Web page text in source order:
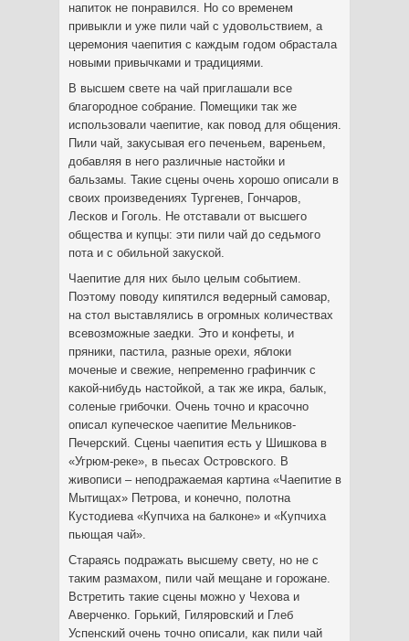
напиток не понравился. Но со временем
привыкли и уже пили чай с удовольствием, а
церемония чаепития с каждым годом обрастала
новыми привычками и традициями.
В высшем свете на чай приглашали все
благородное собрание. Помещики так же
использовали чаепитие, как повод для общения.
Пили чай, закусывая его печеньем, вареньем,
добавляя в него различные настойки и
бальзамы. Такие сцены очень хорошо описали в
своих произведениях Тургенев, Гончаров,
Лесков и Гоголь. Не отставали от высшего
общества и купцы: эти пили чай до седьмого
пота и с обильной закуской.
Чаепитие для них было целым событием.
Поэтому поводу кипятился ведерный самовар,
на стол выставлялись в огромных количествах
всевозможные заедки. Это и конфеты, и
пряники, пастила, разные орехи, яблоки
моченые и свежие, непременно графинчик с
какой-нибудь настойкой, а так же икра, балык,
соленые грибочки. Очень точно и красочно
описал купеческое чаепитие Мельников-
Печерский. Сцены чаепития есть у Шишкова в
«Угрюм-реке», в пьесах Островского. В
живописи – неподражаемая картина «Чаепитие в
Мытищах» Петрова, и конечно, полотна
Кустодиева «Купчиха на балконе» и «Купчиха
пьющая чай».
Стараясь подражать высшему свету, но не с
таким размахом, пили чай мещане и горожане.
Встретить такие сцены можно у Чехова и
Аверченко. Горький, Гиляровский и Глеб
Успенский очень точно описали, как пили чай